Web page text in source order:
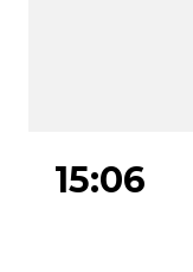
15:06